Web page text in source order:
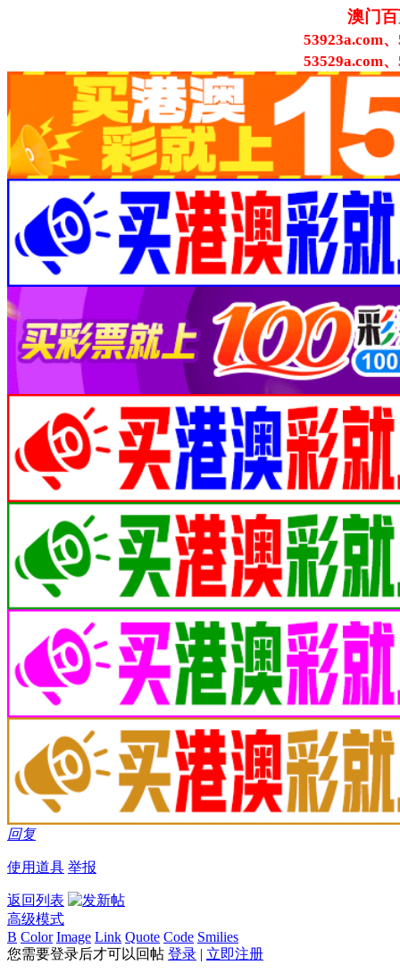
澳门
53923a.com
53529a.com
回复
使用道具 举报
返回列表
高级模式
B Color Image Link Quote Code Smilies
您需要登录后才可以回帖 登录 | 立即注册